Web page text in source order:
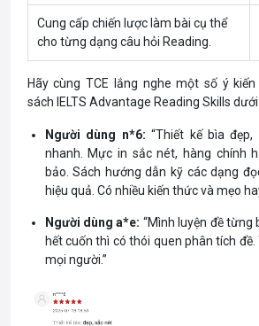
Cung cấp chiến lược làm bài cụ thể
cho từng dạng câu hỏi Reading.
Hãy cùng TCE lắng nghe một số ý
sách IELTS Advantage Reading Skills
Người dùng n*6:“Thiết kế bìa
nhanh. Mực in sắc nét, hàng chính
bảo. Sách hướng dẫn kỹ các dạng
hiệu quả. Có nhiều kiến thức và mẹo
Người dùng a*e: “Mình luyện đề từng
hết cuốn thì có thói quen phân tích
mọi người.”